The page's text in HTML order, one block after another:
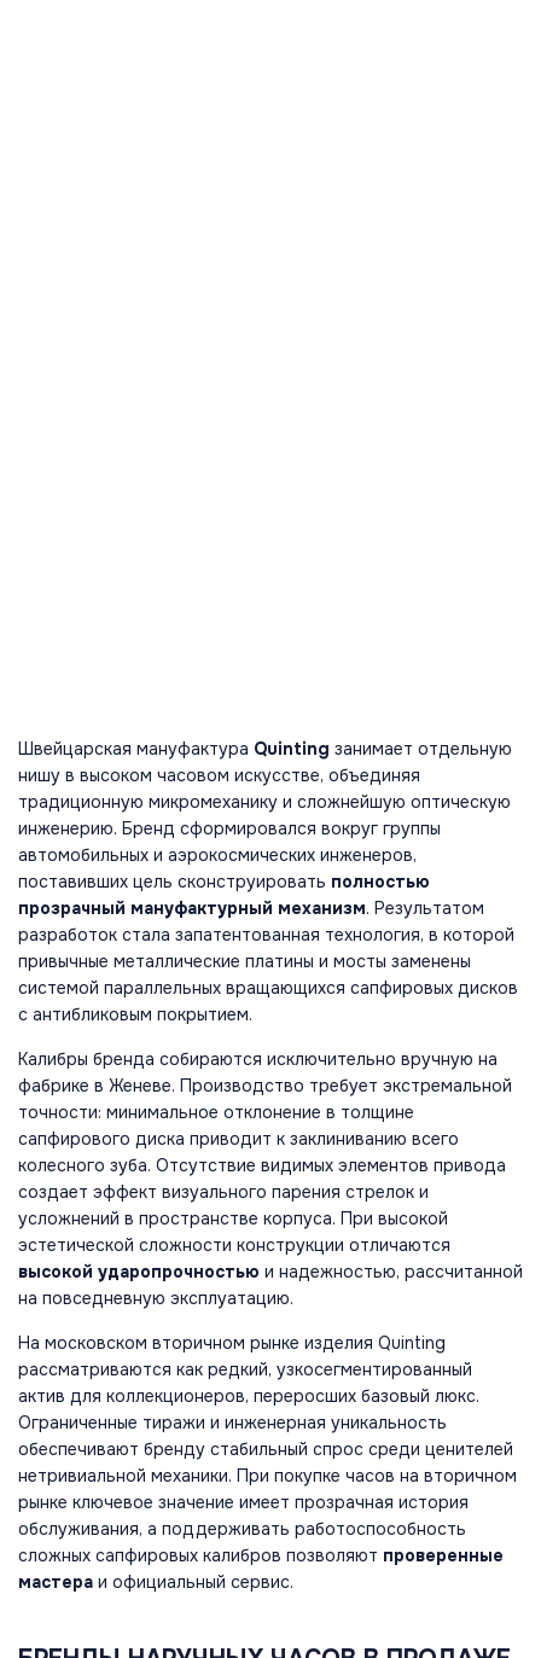
Швейцарская мануфактура Quinting занимает отдельную
нишу в высоком часовом искусстве, объединяя
традиционную микромеханику и сложнейшую оптическую
инженерию. Бренд сформировался вокруг группы
автомобильных и аэрокосмических инженеров,
поставивших цель сконструировать полностью
прозрачный мануфактурный механизм. Результатом
разработок стала запатентованная технология, в которой
привычные металлические платины и мосты заменены
системой параллельных вращающихся сапфировых дисков
с антибликовым покрытием.
Калибры бренда собираются исключительно вручную на
фабрике в Женеве. Производство требует экстремальной
точности: минимальное отклонение в толщине
сапфирового диска приводит к заклиниванию всего
колесного зуба. Отсутствие видимых элементов привода
создает эффект визуального парения стрелок и
усложнений в пространстве корпуса. При высокой
эстетической сложности конструкции отличаются
высокой ударопрочностью и надежностью, рассчитанной
на повседневную эксплуатацию.
На московском вторичном рынке изделия Quinting
рассматриваются как редкий, узкосегментированный
актив для коллекционеров, переросших базовый люкс.
Ограниченные тиражи и инженерная уникальность
обеспечивают бренду стабильный спрос среди ценителей
нетривиальной механики. При покупке часов на вторичном
рынке ключевое значение имеет прозрачная история
обслуживания, а поддерживать работоспособность
сложных сапфировых калибров позволяют проверенные
мастера и официальный сервис.